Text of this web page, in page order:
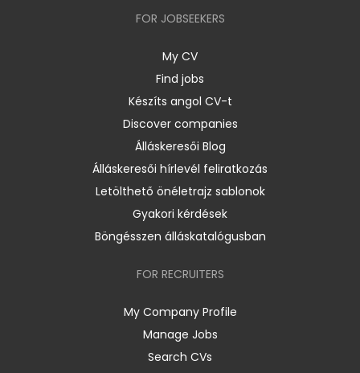
FOR JOBSEEKERS
My CV
Find jobs
Készíts angol CV-t
Discover companies
Álláskeresői Blog
Álláskeresői hírlevél feliratkozás
Letölthető önéletrajz sablonok
Gyakori kérdések
Böngésszen álláskatalógusban
FOR RECRUITERS
My Company Profile
Manage Jobs
Search CVs